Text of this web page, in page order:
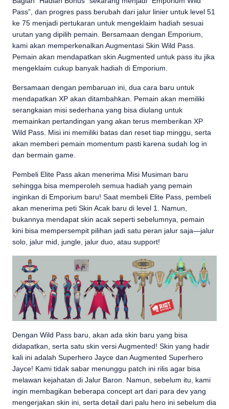
Pass”, dan progres pass berubah dari jalur linier untuk level 51
ke 75 menjadi pertukaran untuk mengeklaim hadiah sesuai
urutan yang dipilih pemain. Bersamaan dengan Emporium,
kami akan memperkenalkan Augmentasi Skin Wild Pass.
Pemain akan mendapatkan skin Augmented untuk pass itu jika
mengeklaim cukup banyak hadiah di Emporium.
Bersamaan dengan pembaruan ini, dua cara baru untuk
mendapatkan XP akan ditambahkan. Pemain akan memiliki
serangkaian misi sederhana yang bisa diulang untuk
memainkan pertandingan yang akan terus memberikan XP
Wild Pass. Misi ini memiliki batas dan reset tiap minggu, serta
akan memberi pemain momentum pasti karena sudah log in
dan bermain game.
Pembeli Elite Pass akan menerima Misi Musiman baru
sehingga bisa memperoleh semua hadiah yang pemain
inginkan di Emporium baru! Saat membeli Elite Pass, pembeli
akan menerima peti Skin Acak baru di level 1. Namun,
bukannya mendapat skin acak seperti sebelumnya, pemain
kini bisa mempersempit pilihan jadi satu peran jalur saja—jalur
solo, jalur mid, jungle, jalur duo, atau support!
Dengan Wild Pass baru, akan ada skin baru yang bisa
didapatkan, serta satu skin versi Augmented! Skin yang hadir
kali ini adalah Superhero Jayce dan Augmented Superhero
Jayce! Kami tidak sabar menunggu patch ini rilis agar bisa
melawan kejahatan di Jalur Baron. Namun, sebelum itu, kami
ingin membagikan beberapa concept art dari para dev yang
mengerjakan skin ini, serta detail dari palu hero ini sebelum dia